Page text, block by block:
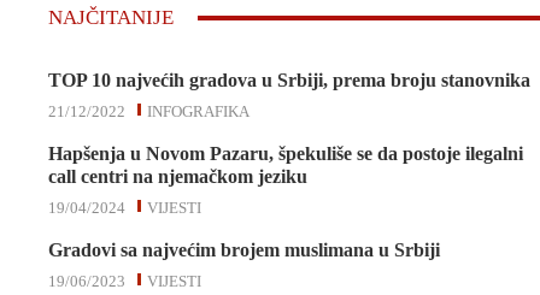
NAJČITANIJE
TOP 10 najvećih gradova u Srbiji, prema broju stanovnika
INFOGRAFIKA
21/12/2022
Hapšenja u Novom Pazaru, špekuliše se da postoje ilegalni
call centri na njemačkom jeziku
VIJESTI
19/04/2024
Gradovi sa najvećim brojem muslimana u Srbiji
VIJESTI
19/06/2023